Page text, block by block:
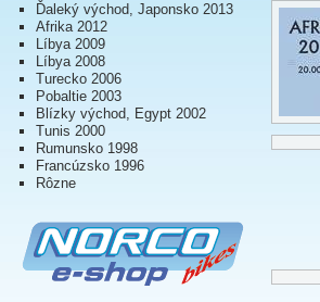
Ďaleký východ, Japonsko 2013
Afrika 2012
Líbya 2009
Líbya 2008
Turecko 2006
Pobaltie 2003
Blízky východ, Egypt 2002
Tunis 2000
Rumunsko 1998
Francúzsko 1996
Rôzne